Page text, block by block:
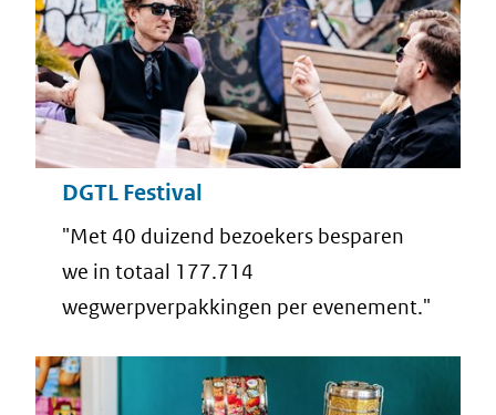
DGTL Festival
"Met 40 duizend bezoekers besparen
we in totaal 177.714
wegwerpverpakkingen per evenement."